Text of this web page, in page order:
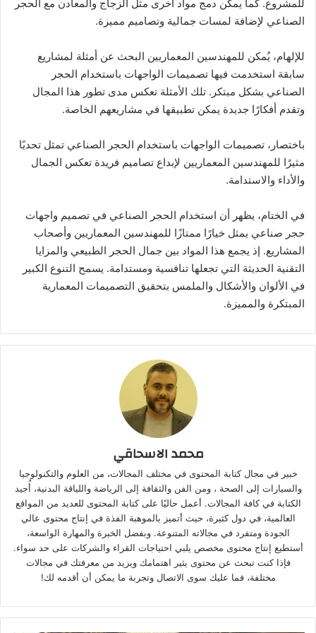
للمشروع. كما يمكن دمج مواد أخرى مثل الزجاج والمعادن مع الحجر
الصناعي لإضافة لمسات جمالية وتصاميم مميزة.
للإلهام، يُمكن للمهندسين المعماريين البحث عن أمثلة لمشاريع
سابقة استخدمت فيها تصميمات الواجهات باستخدام الحجر
الصناعي بشكل مبتكر. تلك الأمثلة تعكس مدى تطور هذا المجال
وتقدم أفكارًا جديدة يمكن تطبيقها في مشاريعهم الخاصة.
باختصار، تصميمات الواجهات باستخدام الحجر الصناعي تمثل تحديًا
مثيرًا للمهندسين المعماريين لإبداع تصاميم فريدة تعكس الجمال
والأداء والاستدامة.
في الختام، يظهر أن استخدام الحجر الصناعي في تصميم واجهات
حجر صناعي يمثل خيارًا ممتازًا للمهندسين المعماريين وأصحاب
المشاريع. إذ يجمع هذا المواد بين جمال الحجر الطبيعي والمزايا
التقنية الحديثة التي تجعلها تنافسية ومستدامة. يسمح التنوع الكبير
في الألوان والأشكال والملمس بتحقيق التصميمات المعمارية
المبتكرة والمميزة.
محمد الاسحاقي
خبير في مجال كتابة المحتوى في مختلف المجالات، من العلوم والتكنولوجيا
والسيارات إلى الصحة ، ومن الفن والثقافة إلى الرياضة واللياقة البدنية، أُجيد
الكتابة في كافة المجالات. أعمل حاليًا على كتابة المحتوى للعديد من المواقع
العالمية، في دول كثيرة، حيث أتميز بالموهبة الفذة في إنتاج محتوى عالي
الجودة ومتفرد في مجالاته المتنوعة. وبفضل الخبرة والمهارة الواسعة،
أستطيع إنتاج محتوى مخصص يلبي احتياجات القراء والشركات على حد سواء.
فإذا كنت تبحث عن محتوى يثير اهتمامك ويزيد من معرفتك في مجالات
مختلفة، فما عليك سوى الاتصال وتجربة ما يمكن أن أقدمه لك!